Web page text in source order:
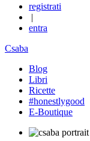
registrati
|
entra
Csaba
Blog
Libri
Ricette
#honestlygood
E-Boutique